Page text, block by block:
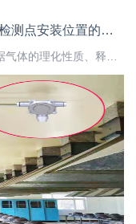
最新规范-可燃气体和有毒气体探测器检测点安装位置的原则和依据